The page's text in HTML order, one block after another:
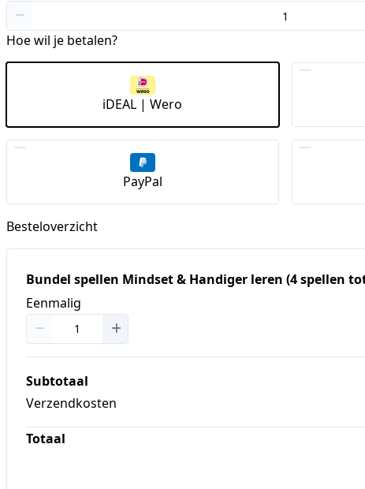
Hoe wil je betalen?
iDEAL | Wero
PayPal
Besteloverzicht
Bundel spellen Mindset & Handiger leren (4 spellen
Eenmalig
Subtotaal
Verzendkosten
Totaal